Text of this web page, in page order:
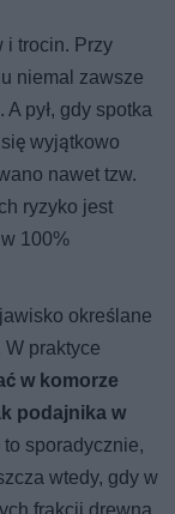
i trocin. Przy
niemal zawsze
pył, gdy spotka
wyjątkowo
nawet tzw.
ryzyko jest
100%
określane
W praktyce
w komorze
podajnika w
sporadycznie,
wtedy, gdy w
frakcji drewna.